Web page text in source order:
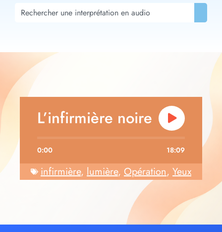
L’infirmière noire
0:00 18:09
infirmière, lumière, Opération, Yeux